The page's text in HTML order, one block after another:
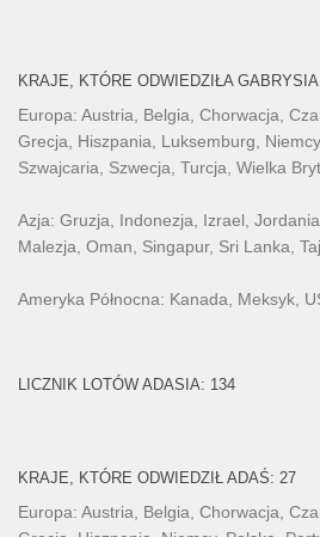
KRAJE, KTÓRE ODWIEDZIŁA
Europa: Austria, Belgia, Chorwacja,
Grecja, Hiszpania, Luksemburg,
Szwajcaria, Szwecja, Turcja, Wielka
Azja: Gruzja, Indonezja, Izrael,
Malezja, Oman, Singapur, Sri Lanka,
Ameryka Północna: Kanada, Meksyk,
LICZNIK LOTÓW ADASIA: 134
KRAJE, KTÓRE ODWIEDZIŁ ADAŚ: 27
Europa: Austria, Belgia, Chorwacja,